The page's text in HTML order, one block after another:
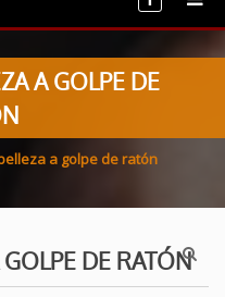
A GOLPE DE
a golpe de ratón
DE RATÓN